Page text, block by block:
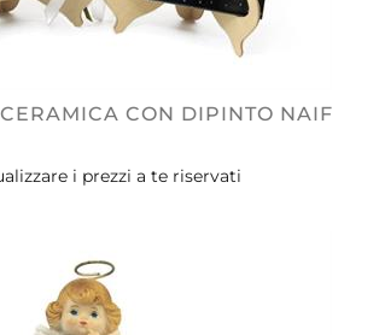
CON DIPINTO NAIF
i prezzi a te riservati